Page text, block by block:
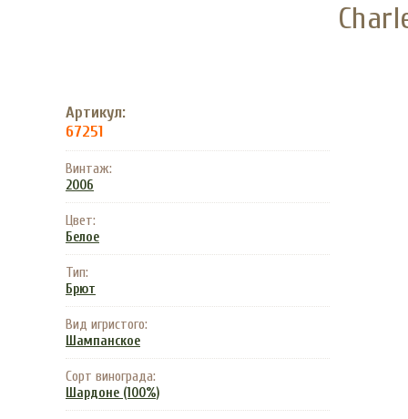
Артикул:
67251
Винтаж:
2006
Цвет:
Белое
Тип:
Брют
Вид игристого:
Шампанское
Сорт винограда:
Шардоне (100%)